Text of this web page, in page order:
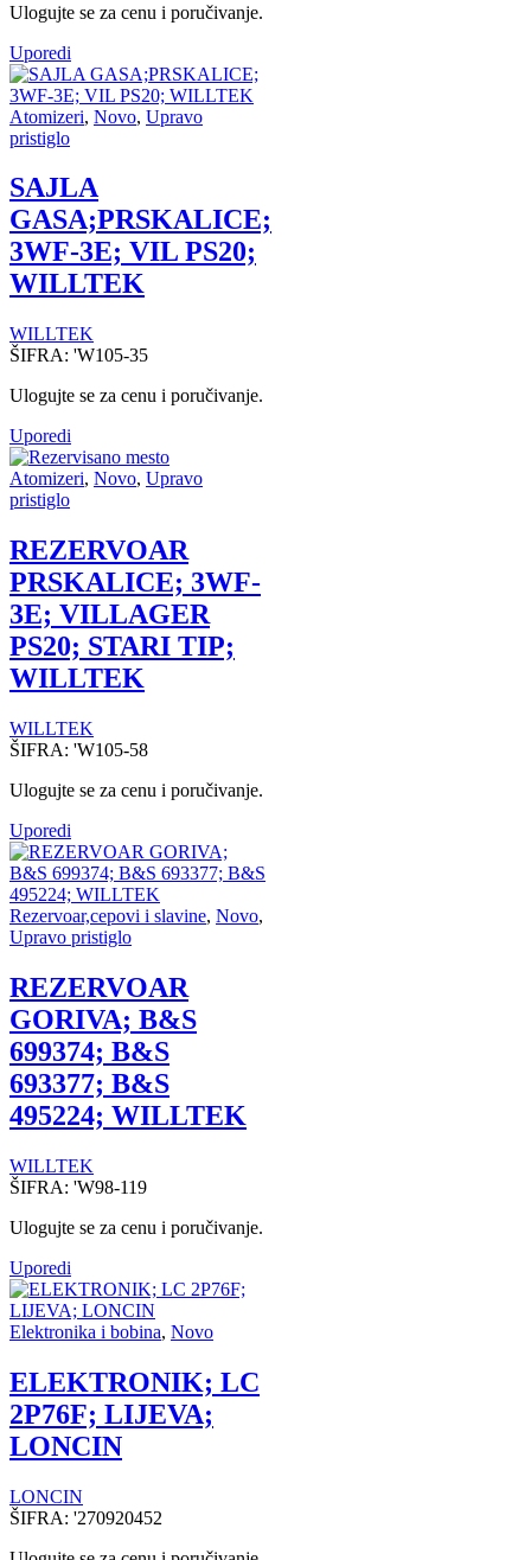
Ulogujte se za cenu i poručivanje.
Uporedi
Atomizeri, Novo, Upravo
pristiglo
SAJLA
GASA;PRSKALICE;
3WF-3E; VIL PS20;
WILLTEK
WILLTEK
ŠIFRA: 'W105-35
Ulogujte se za cenu i poručivanje.
Uporedi
Atomizeri, Novo, Upravo
pristiglo
REZERVOAR
PRSKALICE; 3WF-
3E; VILLAGER
PS20; STARI TIP;
WILLTEK
WILLTEK
ŠIFRA: 'W105-58
Ulogujte se za cenu i poručivanje.
Uporedi
Rezervoar,cepovi i slavine, Novo,
Upravo pristiglo
REZERVOAR
GORIVA; B&S
699374; B&S
693377; B&S
495224; WILLTEK
WILLTEK
ŠIFRA: 'W98-119
Ulogujte se za cenu i poručivanje.
Uporedi
Elektronika i bobina, Novo
ELEKTRONIK; LC
2P76F; LIJEVA;
LONCIN
LONCIN
ŠIFRA: '270920452